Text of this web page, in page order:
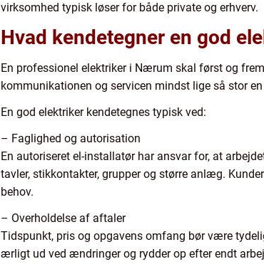
virksomhed typisk løser for både private og erhverv.
Hvad kendetegner en god
En professionel elektriker i Nærum skal først og
kommunikationen og servicen mindst lige så stor
En god elektriker kendetegnes typisk ved:
– Faglighed og autorisation
En autoriseret el-installatør har ansvar for, at
tavler, stikkontakter, grupper og større anlæg.
behov.
– Overholdelse af aftaler
Tidspunkt, pris og opgavens omfang bør være
ærligt ud ved ændringer og rydder op efter endt